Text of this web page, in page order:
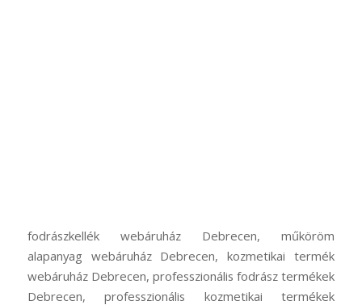
fodrászkellék webáruház Debrecen, műköröm
alapanyag webáruház Debrecen, kozmetikai termék
webáruház Debrecen, professzionális fodrász termékek
Debrecen, professzionális kozmetikai termékek